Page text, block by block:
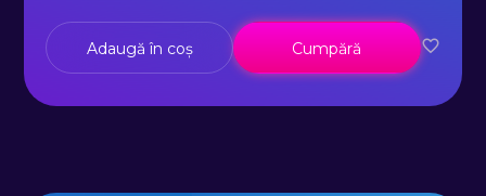
Adaugă în coș Cumpără